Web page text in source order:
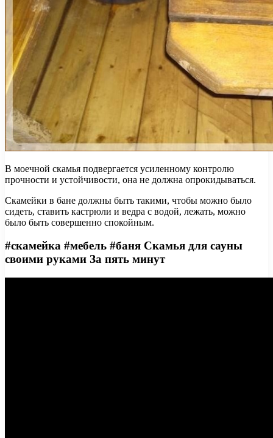
В моечной скамья подвергается усиленному контролю
прочности и устойчивости, она не должна опрокидываться.
Скамейки в бане должны быть такими, чтобы можно было
сидеть, ставить кастрюли и ведра с водой, лежать, можно
было быть совершенно спокойным.
#скамейка #мебель #баня Скамья для сауны
своими руками За пять минут